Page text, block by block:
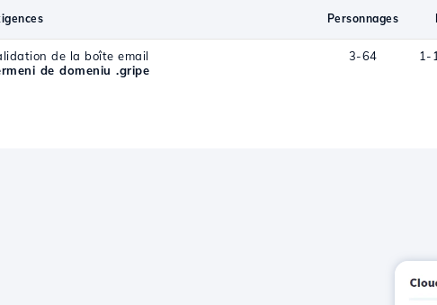
Personnages
de la boîte email
de domeniu .gripe
3-64 1-